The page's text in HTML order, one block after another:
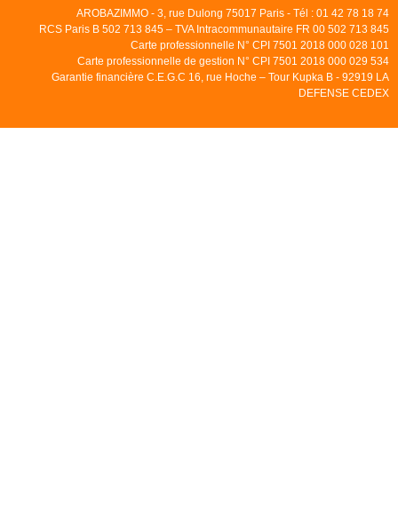
AROBAZIMMO - 3, rue Dulong 75017 Paris - Tél : 01 42 78 18 74
RCS Paris B 502 713 845 – TVA Intracommunautaire FR 00 502 713 845
Carte professionnelle N° CPI 7501 2018 000 028 101
Carte professionnelle de gestion N° CPI 7501 2018 000 029 534
Garantie financière C.E.G.C 16, rue Hoche – Tour Kupka B - 92919 LA
DEFENSE CEDEX